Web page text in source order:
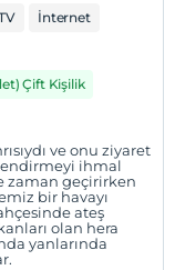
İnternet
Çift Kişilik
ve onu ziyaret
ihmal
zaman geçirirken
bir havayı
ateş
olan hera
yanlarında